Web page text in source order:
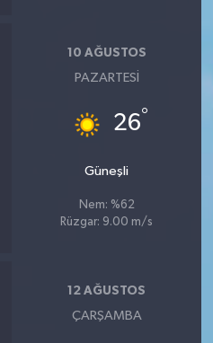
10 AĞUSTOS
PAZARTESI
26°
Güneşli
Nem: %62
Rüzgar: 9.00 m/s
12 AĞUSTOS
ÇARŞAMBA